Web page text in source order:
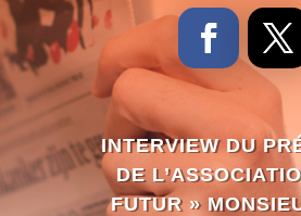
INTERVIEW DU
DE
FUTUR »